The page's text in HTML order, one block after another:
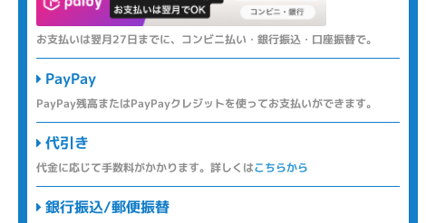
お支払いは翌月27日までに、コンビニ払い・銀行振込・口座振替で。
PayPay
PayPay残高またはPayPayクレジットを使ってお支払いができます。
代引き
代金に応じて手数料がかかります。詳しくはこちらから
銀行振込/郵便振替